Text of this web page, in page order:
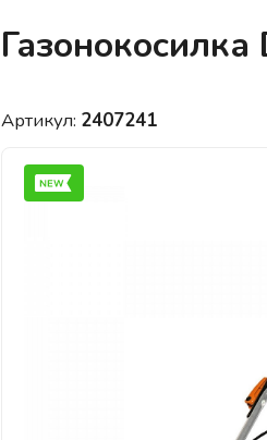
Артикул: 2407241